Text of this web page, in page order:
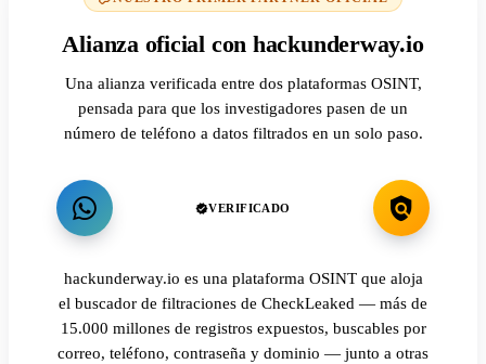
Alianza oficial con hackunderway.io
Una alianza verificada entre dos plataformas OSINT,
pensada para que los investigadores pasen de un
número de teléfono a datos filtrados en un solo paso.
VERIFICADO
hackunderway.io es una plataforma OSINT que aloja
el buscador de filtraciones de CheckLeaked — más de
15.000 millones de registros expuestos, buscables por
correo, teléfono, contraseña y dominio — junto a otras